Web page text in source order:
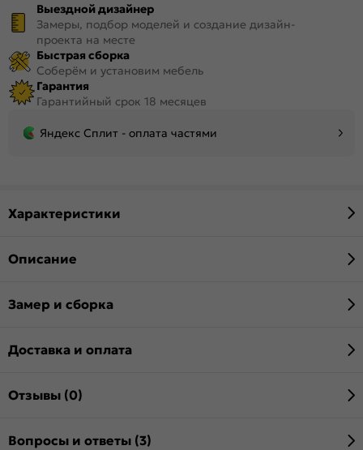
Выездной дизайнер
Замеры, подбор моделей и создание дизайн-
проекта на месте
Быстрая сборка
Соберём и установим мебель
Гарантия
Гарантийный срок 18 месяцев
Яндекс Сплит - оплата частями
Характеристики
Описание
Замер и сборка
Доставка и оплата
Отзывы (0)
Вопросы и ответы (3)